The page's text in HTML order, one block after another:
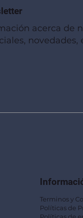
acerca de
novedades,
Terminos y
Políticas de